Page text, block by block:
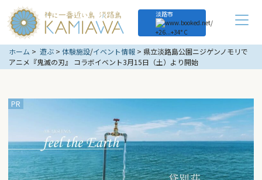
淡路市
+26...+34° C
ホーム 遊ぶ 体験施設/イベント情報
県立淡路島公園ニジゲンノモリで
アニメ『鬼滅の刃』 コラボイベント3月15日（土）より開始